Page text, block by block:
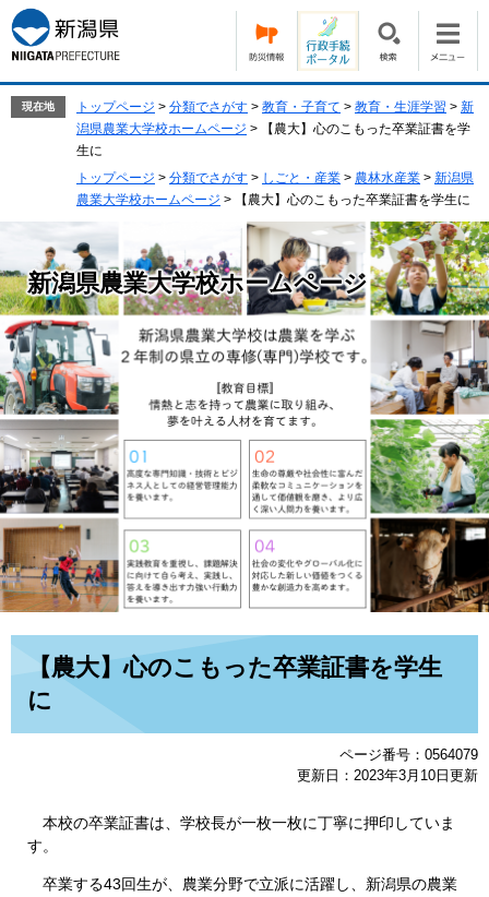
ー
ジ
の
ニ
ュ
ー
現在地 トップページ > 分類でさがす > 教育・子育て > 教育・生涯学習 > 新
潟県農業大学校ホームページ >
【農大】心のこもった卒業証書を学
生に
トップページ > 分類でさがす > しごと・産業 > 農林水産業 > 新潟県
農業大学校ホームページ > 【農大】心のこもった卒業証書を学生に
新潟県農業大学校ホームページ
【農大】心のこもった卒業証書を学生
に
ページ番号：0564079
更新日：2023年3月10日更新
本校の卒業証書は、学校長が一枚一枚に丁寧に押印していま
す。
卒業する43回生が、農業分野で立派に活躍し、新潟県の農業